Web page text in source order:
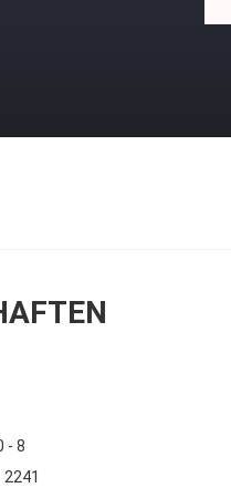
- 8
2241